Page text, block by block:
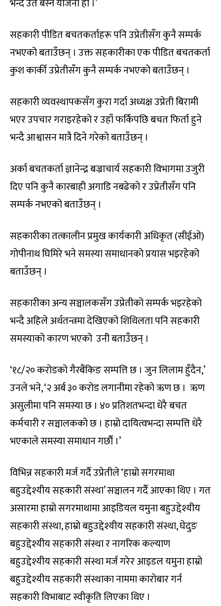
सहकारी पीडित बचतकर्ताहरू पनि उप्रेतीसँग कुनै सम्पर्क
नभएको बताउँछन् । उक्त सहकारीका एक पीडित बचतकर्ता
कुश कार्की उप्रेतीसँग कुनै सम्पर्क नभएको बताउँछन् ।
सहकारी व्यवस्थापकसँग कुरा गर्दा अध्यक्ष उप्रेती बिरामी
भएर उपचार गराइरहेको र उहाँ फर्किपछि बचत फिर्ता हुने
भन्दै आश्वासन मात्रै दिने गरेको बताउँछन् ।
अर्का बचतकर्ता ज्ञानेन्द्र बज्राचार्य सहकारी विभागमा उजुरी
दिए पनि कुनै कारबाही अगाडि नबढेको र उप्रेतीसँग पनि
सम्पर्क नभएको बताउँछन् ।
सहकारीका तत्कालीन प्रमुख कार्यकारी अधिकृत (सीईओ)
गोपीनाथ घिमिरे भने समस्या समाधानको प्रयास भइरहेको
बताउँछन् ।
सहकारीका अन्य सञ्चालकसँग उप्रेतीको सम्पर्क भइरहेको
भन्दै अहिले अर्थतन्त्रमा देखिएको शिथिलता पनि सहकारी
समस्याको कारण भएको उनी बताउँछन् ।
‘१८/२० करोडको गैरबैंकिङ सम्पत्ति छ । जुन लिलाम हुँदैन,’
उनले भने, ‘२ अर्ब ३० करोड लगानीमा रहेको ऋण छ । ऋण
असुलीमा पनि समस्या छ । ४० प्रतिशतभन्दा धेरै बचत
कर्मचारी र सञ्चालकको छ । हाम्रो दायित्वभन्दा सम्पत्ति धेरै
भएकाले समस्या समाधान गर्छाैं ।’
विभिन्न सहकारी मर्ज गर्दै उप्रेतीले ‘हाम्रो सगरमाथा
बहुउद्देश्यीय सहकारी संस्था’ सञ्चालन गर्दै आएका थिए । गत
असारमा हाम्रो सगरमाथामा आइडियल यमुना बहुउद्देश्यीय
सहकारी संस्था, हाम्रो बहुउद्देश्यीय सहकारी संस्था, घेदुङ
बहुउद्देश्यीय सहकारी संस्था र नागरिक कल्याण
बहुउद्देश्यीय सहकारी संस्था मर्ज गरेर आइडल यमुना हाम्रो
बहुउद्देश्यीय सहकारी संस्थाका नाममा कारोबार गर्न
सहकारी विभाबाट स्वीकृति लिएका थिए ।